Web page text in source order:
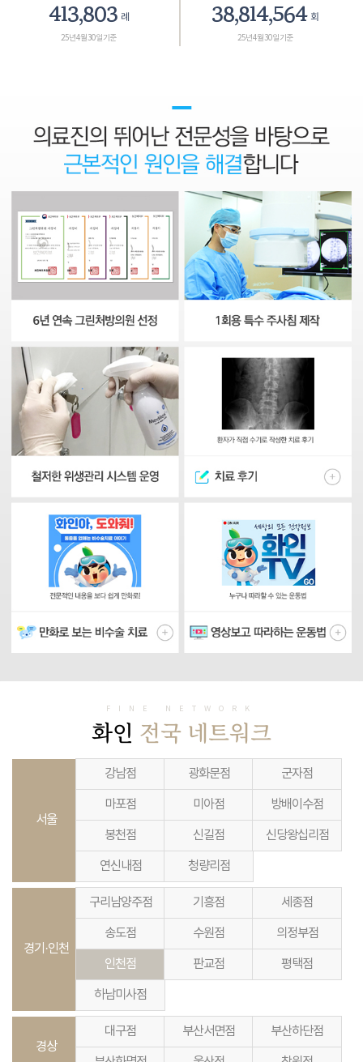
467,575 례
25년 4월 30일 기준
43,858,265 회
25년 4월 30일 기준
FINE NETWORK
화인 전국 네트워크
서울
강남점 광화문점 군자점
마포점 미아점 방배이수점
봉천점 신길점 신당왕십리점
연신내점 청량리점
경기·인천
구리남양주점 기흥점 세종점
송도점 수원점 의정부점
인천점 판교점 평택점
하남미사점
경상
대구점 부산서면점 부산하단점